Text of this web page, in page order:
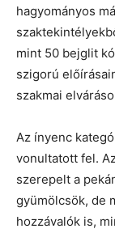
hagyományos
mint 50 bejglit
szigorú
szakmai
Az ínyenc
vonultatott fel.
szerepelt a
gyümölcsök, de
hozzávalók is,